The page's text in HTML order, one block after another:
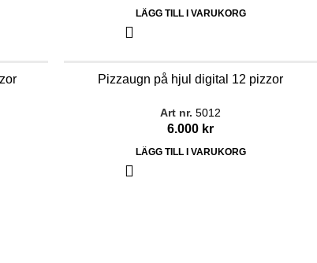
LÄGG TILL I VARUKORG
Pizzaugn på hjul digital 12 pizzor
Art nr. 5012
6.000 kr
LÄGG TILL I VARUKORG